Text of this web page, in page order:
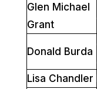
Glen Michael
Grant
Donald Burda
Lisa Chandler